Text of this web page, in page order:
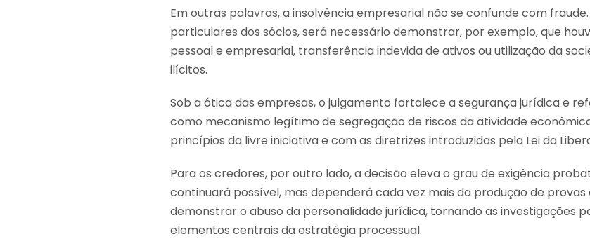
Em outras palavras, a insolvência empresarial não se confunde com
particulares dos sócios, será necessário demonstrar, por exemplo, que
pessoal e empresarial, transferência indevida de ativos ou utilização da
ilícitos.
Sob a ótica das empresas, o julgamento fortalece a segurança jurídica e
como mecanismo legítimo de segregação de riscos da atividade
princípios da livre iniciativa e com as diretrizes introduzidas pela Lei da
Para os credores, por outro lado, a decisão eleva o grau de exigência
continuará possível, mas dependerá cada vez mais da produção de
demonstrar o abuso da personalidade jurídica, tornando as investigações
elementos centrais da estratégia processual.